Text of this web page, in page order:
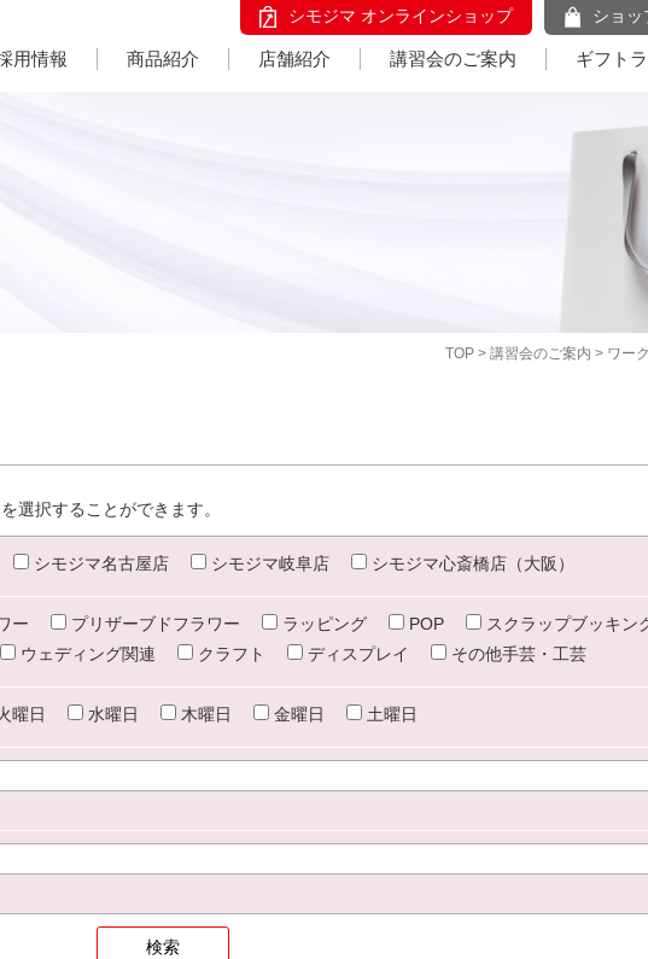
シモジマ オンラインショップ ショッ
用情報 商品紹介 店舗紹介 講習会のご案内 ギフト
TOP > 講習会のご案内 > ワー
選択することができます。
シモジマ名古屋店 シモジマ岐阜店 シモジマ心斎橋店（大阪）
ー プリザーブドフラワー ラッピング POP
スクラップブッキン
ウェディング関連 クラフト ディスプレイ その他手芸・工芸
曜日 水曜日 木曜日 金曜日 土曜日